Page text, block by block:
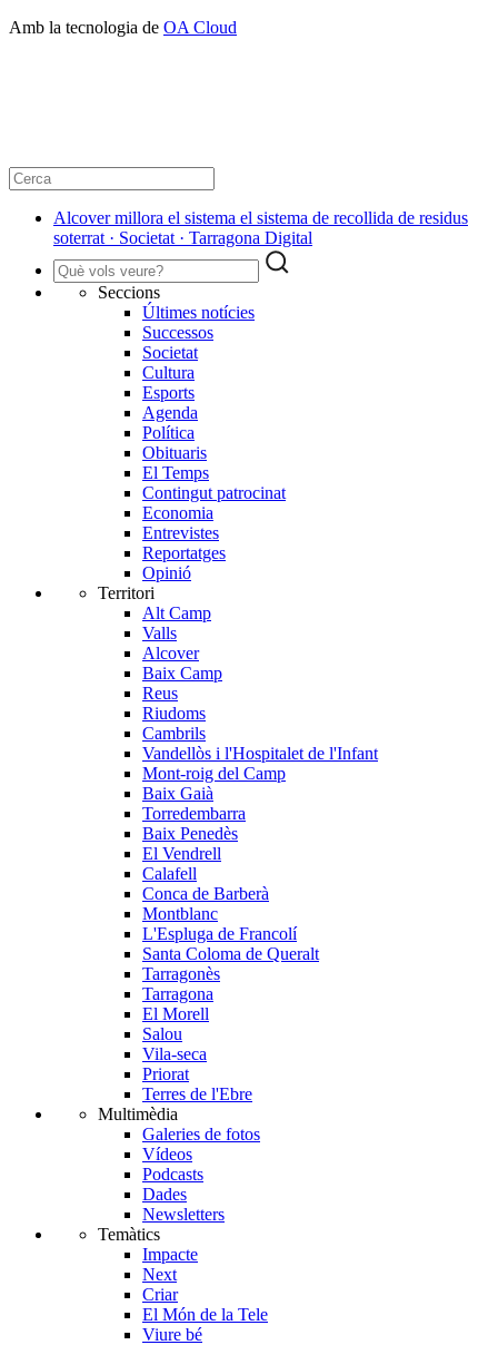
Amb la tecnologia de OA Cloud
Alcover millora el sistema el sistema de recollida de residus
soterrat · Societat · Tarragona Digital
Seccions
Últimes notícies
Successos
Societat
Cultura
Esports
Agenda
Política
Obituaris
El Temps
Contingut patrocinat
Economia
Entrevistes
Reportatges
Opinió
Territori
Alt Camp
Valls
Alcover
Baix Camp
Reus
Riudoms
Cambrils
Vandellòs i l'Hospitalet de l'Infant
Mont-roig del Camp
Baix Gaià
Torredembarra
Baix Penedès
El Vendrell
Calafell
Conca de Barberà
Montblanc
L'Espluga de Francolí
Santa Coloma de Queralt
Tarragonès
Tarragona
El Morell
Salou
Vila-seca
Priorat
Terres de l'Ebre
Multimèdia
Galeries de fotos
Vídeos
Podcasts
Dades
Newsletters
Temàtics
Impacte
Next
Criar
El Món de la Tele
Viure bé